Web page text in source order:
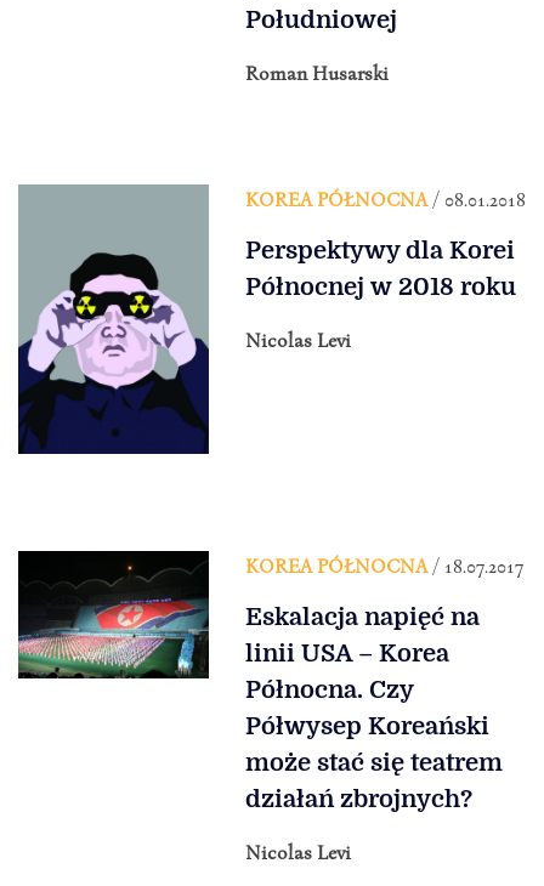
Południowej
Roman Husarski
KOREA PÓŁNOCNA/ 08.01.2018
Perspektywy dla Korei
Północnej w 2018 roku
Nicolas Levi
KOREA PÓŁNOCNA/ 18.07.2017
Eskalacja napięć na
linii USA – Korea
Północna. Czy
Półwysep Koreański
może stać się teatrem
działań zbrojnych?
Nicolas Levi